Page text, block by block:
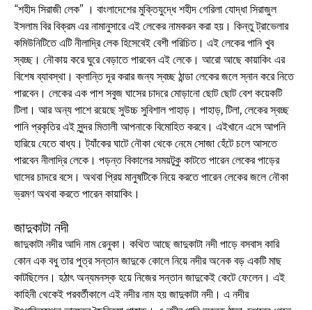
“শহীদ সিরাজী লেক” । বাংলাদেশের মুক্তিযুদ্ধে শহীদ গেরিলা যোদ্ধা সিরাজুল
ইসলাম বির বিক্রম এর নামানুসারে এই লেকের নামকরন করা হয়। কিন্তু ট্রাভেলার
কমিউনিটিতে এটি নীলাদ্রি লেক হিসেবেই বেশী পরিচিত। এই লেকের পানি খুব
স্বচ্ছ। নৌকায় করে ঘুরে বেড়াতে পারবেন এই লেকে। আরো আছে কায়াকিং এর
বিশেষ ব্যাবস্থা। ক্লান্তি দূর করার জন্য স্বচ্ছ ঠান্ডা লেকের জলে স্নান করে নিতে
পারবেন। লেকের এক পাশ সবুজ ঘাসের চাদরে মোড়ানো ছোট ছোট বেশ কয়েকটি
টিলা। আর অন্য পাশে রয়েছে সুউচ্চ সুবিশাল পাহাড়। পাহাড়, টিলা, লেকের স্বচ্ছ
পানি প্রকৃতির এই সুন্দর মিতালী আপনাকে বিমোহিত করবে। এইখানে এসে আপনি
হারিয়ে যেতে বাধ্য। ট্যাঁকের ঘাটে নৌকা থেকে নেমে সোজা হেঁটে চলে আসতে
পারবেন নীলাদ্রি লেকে। পড়ন্ত বিকালের সময়টুকু কাটতে পারেন লেকের পাড়ের
ঘাসের চাদরে বসে। অথবা প্রিয় মানুষটিকে নিয়ে করতে পারেন লেকের জলে নৌকা
ভ্রমণ অথবা করতে পারেন কায়াকিং।
জাদুকাটা নদী
জাদুকাটা নদীর আদি নাম রেনুকা। কথিত আছে জাদুকাটা নদী পাড়ে বসবাস কারি
কোন এক বধু তার পুত্র সন্তান জাদুকে কোলে নিয়ে নদীর অনেক বড় একটি মাছ
কাটছিলেন। হঠাৎ অন্যমনস্ক হয়ে নিজের সন্তান জাদুকেই কেটে ফেলেন। এই
কাহিনী থেকেই পরবর্তীকালে এই নদীর নাম হয় জাদুকাটা নদী। এ নদীর